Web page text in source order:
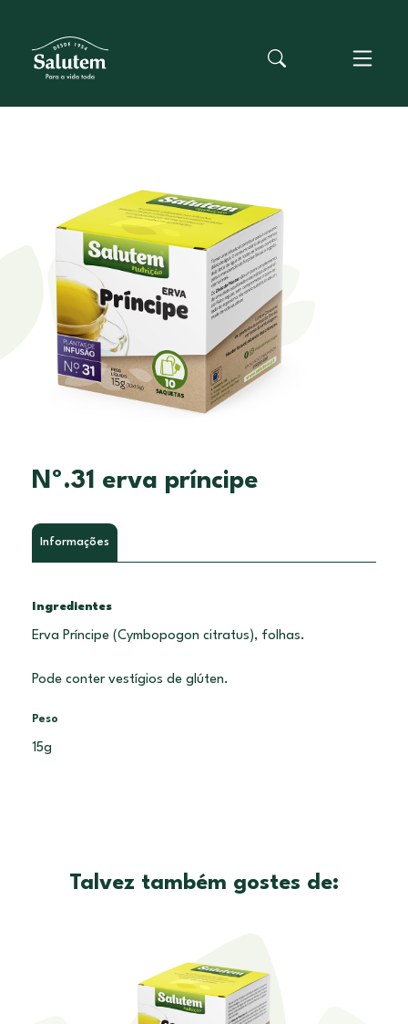
Nº.31 erva príncipe
Informações
Ingredientes
Erva Príncipe (Cymbopogon citratus), folhas.
Pode conter vestígios de glúten.
Peso
15g
Talvez também gostes de: